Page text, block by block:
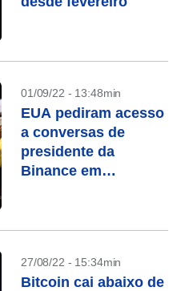
01/09/22 - 13:48min
EUA pediram acesso
a conversas de
presidente da
Binance em
27/08/22 - 15:34min
Bitcoin cai abaixo de